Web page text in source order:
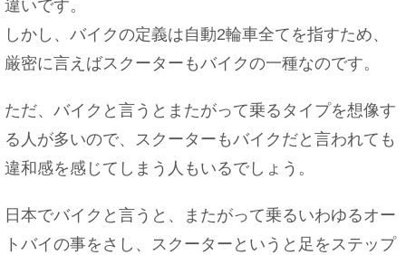
違いです。
しかし、バイクの定義は自動2輪車全てを指すため、
厳密に言えばスクーターもバイクの一種なのです。
ただ、バイクと言うとまたがって乗るタイプを想像す
る人が多いので、スクーターもバイクだと言われても
違和感を感じてしまう人もいるでしょう。
日本でバイクと言うと、またがって乗るいわゆるオー
トバイの事をさし、スクーターというと足をステップ